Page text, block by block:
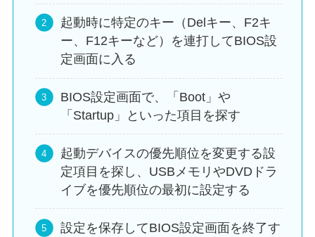
起動時に特定のキー（Delキー、F2キ
ー、F12キーなど）を連打してBIOS設
定画面に入る
BIOS設定画面で、「Boot」や
「Startup」といった項目を探す
起動デバイスの優先順位を変更する設
定項目を探し、USBメモリやDVDドラ
イブを優先順位の最初に設定する
設定を保存してBIOS設定画面を終了す